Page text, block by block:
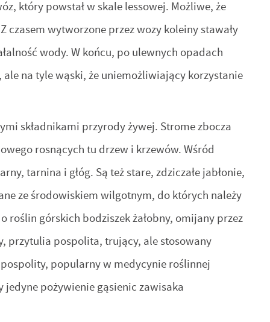
który powstał w skale lessowej. Możliwe, że
czasem wytworzone przez wozy koleiny stawały
wody. W końcu, po ulewnych opadach
ale na tyle wąski, że uniemożliwiający korzystanie
składnikami przyrody żywej. Strome zbocza
rosnących tu drzew i krzewów. Wśród
tarnina i głóg. Są też stare, zdziczałe jabłonie,
ze środowiskiem wilgotnym, do których należy
roślin górskich bodziszek żałobny, omijany przez
przytulia pospolita, trujący, ale stosowany
popularny w medycynie roślinnej
pożywienie gąsienic zawisaka